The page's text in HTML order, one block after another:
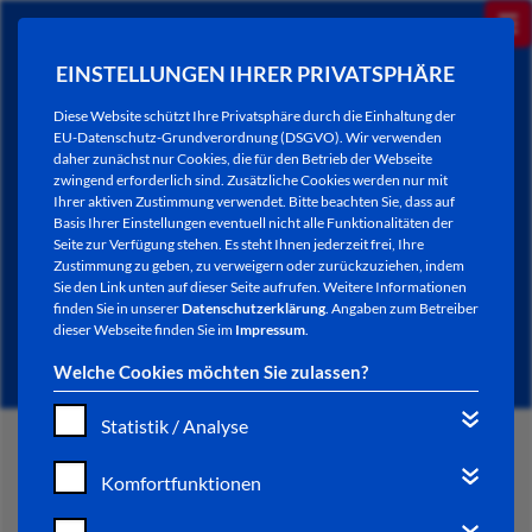
EINSTELLUNGEN IHRER PRIVATSPHÄRE
Diese Website schützt Ihre Privatsphäre durch die Einhaltung der
EU-Datenschutz-Grundverordnung (DSGVO). Wir verwenden
daher zunächst nur Cookies, die für den Betrieb der Webseite
zwingend erforderlich sind. Zusätzliche Cookies werden nur mit
Ihrer aktiven Zustimmung verwendet. Bitte beachten Sie, dass auf
Basis Ihrer Einstellungen eventuell nicht alle Funktionalitäten der
Seite zur Verfügung stehen. Es steht Ihnen jederzeit frei, Ihre
Zustimmung zu geben, zu verweigern oder zurückzuziehen, indem
Sie den Link unten auf dieser Seite aufrufen. Weitere Informationen
finden Sie in unsererDatenschutzerklärung. Angaben zum Betreiber
dieser Webseite finden Sie im Impressum.
Welche Cookies möchten Sie zulassen?
Statistik / Analyse
Komfortfunktionen
NEWSLETTER / CITY LETTER
START